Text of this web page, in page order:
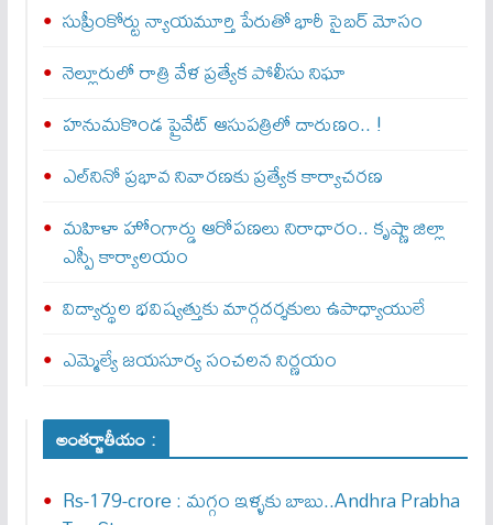
సుప్రీంకోర్టు న్యాయమూర్తి పేరుతో భారీ సైబర్ మోసం
నెల్లూరులో రాత్రి వేళ ప్రత్యేక పోలీసు నిఘా
హనుమకొండ ప్రైవేట్ ఆసుపత్రిలో దారుణం.. !
ఎల్‌నినో ప్రభావ నివారణకు ప్రత్యేక కార్యాచరణ
మహిళా హోంగార్డు ఆరోపణలు నిరాధారం.. కృష్ణా జిల్లా
ఎస్పీ కార్యాలయం
విద్యార్థుల భవిష్యత్తుకు మార్గదర్శకులు ఉపాధ్యాయులే
ఎమ్మెల్యే జయసూర్య సంచలన నిర్ణయం
అంతర్జాతీయం :
Rs-179-crore : మ‌గ్గం ఇళ్ళ‌కు బాబు..Andhra Prabha